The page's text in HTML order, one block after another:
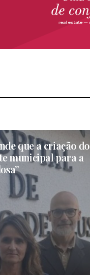
que a criação do
municipal para a